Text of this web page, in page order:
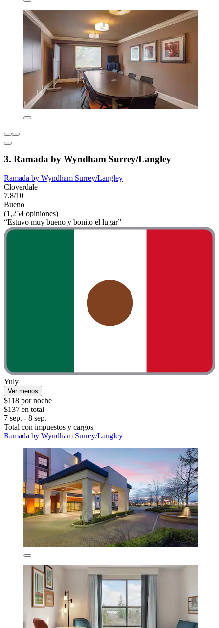
3. Ramada by Wyndham Surrey/Langley
Ramada by Wyndham Surrey/Langley
Cloverdale
7.8/10
Bueno
(1,254 opiniones)
“Estuvo muy bueno y bonito el lugar”
Yuly
Ver menos
$118 por noche
$137 en total
7 sep. - 8 sep.
Total con impuestos y cargos
Ramada by Wyndham Surrey/Langley